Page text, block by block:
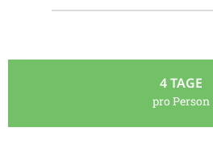
4 TAGE
pro Person